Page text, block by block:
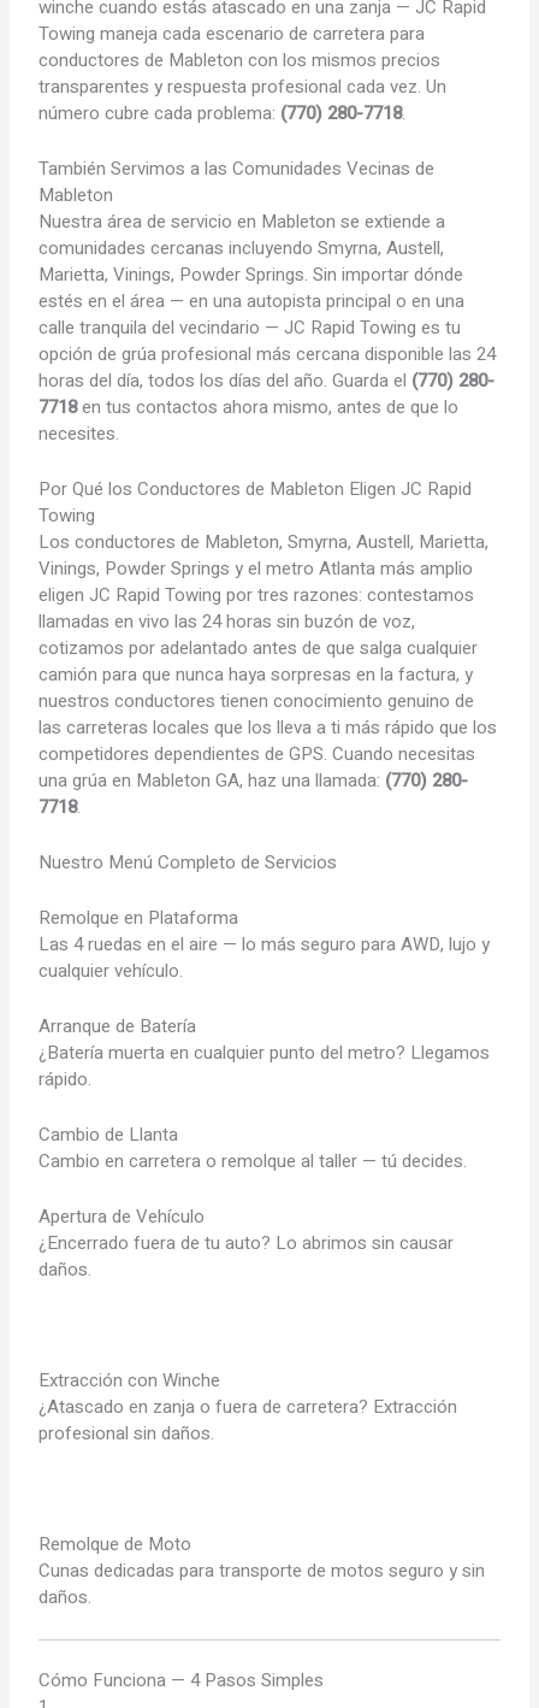
winche cuando estás atascado en una zanja — JC Rapid
Towing maneja cada escenario de carretera para
conductores de Mableton con los mismos precios
transparentes y respuesta profesional cada vez. Un
número cubre cada problema: (770) 280-7718.
También Servimos a las Comunidades Vecinas de
Mableton
Nuestra área de servicio en Mableton se extiende a
comunidades cercanas incluyendo Smyrna, Austell,
Marietta, Vinings, Powder Springs. Sin importar dónde
estés en el área — en una autopista principal o en una
calle tranquila del vecindario — JC Rapid Towing es tu
opción de grúa profesional más cercana disponible las 24
horas del día, todos los días del año. Guarda el (770) 280-
7718en tus contactos ahora mismo, antes de que lo
necesites.
Por Qué los Conductores de Mableton Eligen JC Rapid
Towing
Los conductores de Mableton, Smyrna, Austell, Marietta,
Vinings, Powder Springs y el metro Atlanta más amplio
eligen JC Rapid Towing por tres razones: contestamos
llamadas en vivo las 24 horas sin buzón de voz,
cotizamos por adelantado antes de que salga cualquier
camión para que nunca haya sorpresas en la factura, y
nuestros conductores tienen conocimiento genuino de
las carreteras locales que los lleva a ti más rápido que los
competidores dependientes de GPS. Cuando necesitas
una grúa en Mableton GA, haz una llamada: (770) 280-
7718.
Nuestro Menú Completo de Servicios
Remolque en Plataforma
Las 4 ruedas en el aire — lo más seguro para AWD, lujo y
cualquier vehículo.
Arranque de Batería
¿Batería muerta en cualquier punto del metro? Llegamos
rápido.
Cambio de Llanta
Cambio en carretera o remolque al taller — tú decides.
Apertura de Vehículo
¿Encerrado fuera de tu auto? Lo abrimos sin causar
daños.
Extracción con Winche
¿Atascado en zanja o fuera de carretera? Extracción
profesional sin daños.
Remolque de Moto
Cunas dedicadas para transporte de motos seguro y sin
daños.
Cómo Funciona — 4 Pasos Simples